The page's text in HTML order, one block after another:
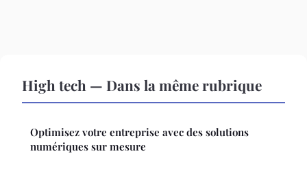
High tech — Dans la même rubrique
Optimisez votre entreprise avec des solutions
numériques sur mesure